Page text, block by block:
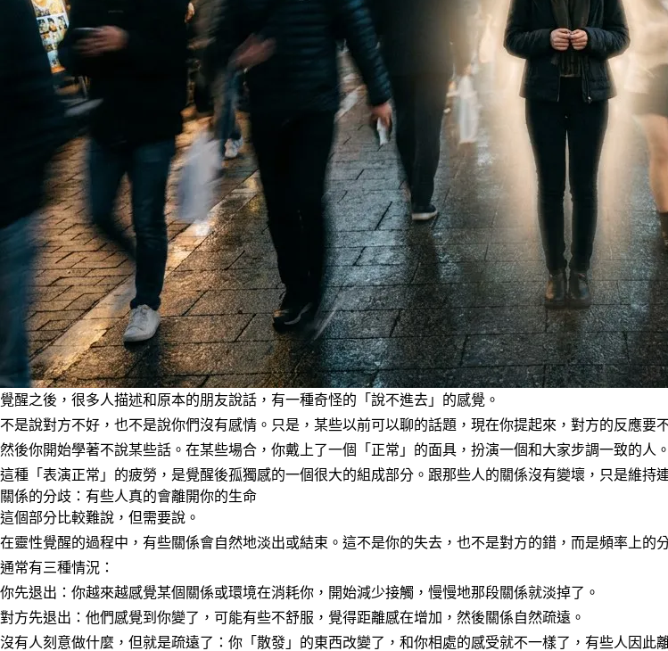
覺醒之後，很多人描述和原本的朋友說話，有一種奇怪的「說不進去」的感覺。
不是說對方不好，也不是說你們沒有感情。只是，某些以前可以聊的話題，現在你提起來，對方的反應
然後你開始學著不說某些話。在某些場合，你戴上了一個「正常」的面具，扮演一個和大家步調一致的人
這種「表演正常」的疲勞，是覺醒後孤獨感的一個很大的組成部分。跟那些人的關係沒有變壞，只是維
關係的分歧：有些人真的會離開你的生命
這個部分比較難說，但需要說。
在靈性覺醒的過程中，有些關係會自然地淡出或結束。這不是你的失去，也不是對方的錯，而是頻率上的
通常有三種情況：
你先退出 ：你越來越感覺某個關係或環境在消耗你，開始減少接觸，慢慢地那段關係就淡掉了。
對方先退出 ：他們感覺到你變了，可能有些不舒服，覺得距離感在增加，然後關係自然疏遠。
沒有人刻意做什麼，但就是疏遠了 ：你「散發」的東西改變了，和你相處的感受就不一樣了，有些人因此